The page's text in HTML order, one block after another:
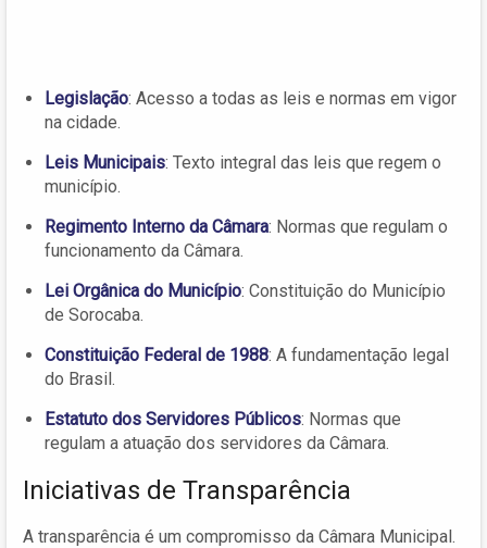
Legislação: Acesso a todas as leis e normas em vigor
na cidade.
Leis Municipais: Texto integral das leis que regem o
município.
Regimento Interno da Câmara: Normas que regulam o
funcionamento da Câmara.
Lei Orgânica do Município: Constituição do Município
de Sorocaba.
Constituição Federal de 1988: A fundamentação legal
do Brasil.
Estatuto dos Servidores Públicos: Normas que
regulam a atuação dos servidores da Câmara.
Iniciativas de Transparência
A transparência é um compromisso da Câmara Municipal.